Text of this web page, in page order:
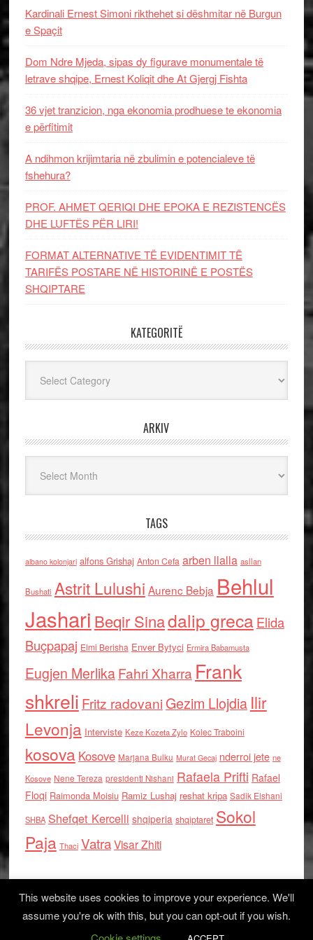
Kardinali Ernest Simoni rikthehet si dëshmitar në Burgun
e Spaçit
Dom Ndre Mjeda, sipas dy figurave monumentale të
letrave shqipe, Ernest Koliqit dhe At Gjergj Fishta
36 vjet tranzicion, nga ekonomia prodhuese te ekonomia
e përfitimit
A ndihmon krijimtaria në zbulimin e potencialeve të
fshehura?
PROF. AHMET QERIQI DHE EPOKA E REZISTENCЁS
DHE LUFTЁS PЁR LIRI!
FORMAT ALTERNATIVE TË EVIDENTIMIT TË
TARIFËS POSTARE NË HISTORINË E POSTËS
SHQIPTARE
KATEGORITË
ARKIV
TAGS
albano kolonjari alfons Grishaj Anton Cefa arben llalla asllan
Bushati Astrit Lulushi Aurenc Bebja Behlul
Jashari Beqir Sinadalip grecaElida
Buçpapaj Elmi Berisha Enver Bytyci Ermira Babamusta
Eugjen MerlikaFahri Xharra Frank
shkreli Fritz radovaniGezim Llojdia Ilir
Levonja Interviste Keze Kozeta Zylo Kolec Traboini
kosova Kosove Marjana Bulku Murat Gecaj nderroi jete ne
Kosove Nene Tereza presidenti Nishani Rafaela Prifti Rafael
Floqi Raimonda Moisiu Ramiz Lushaj reshat kripa Sadik Elshani
SHBA Shefqet Kercelli shqiperia shqiptaret Sokol
Paja Thaci VatraVisar Zhiti
Log in
This website uses cookies to improve your experience. We'll
assume you're ok with this, but you can opt-out if you wish.